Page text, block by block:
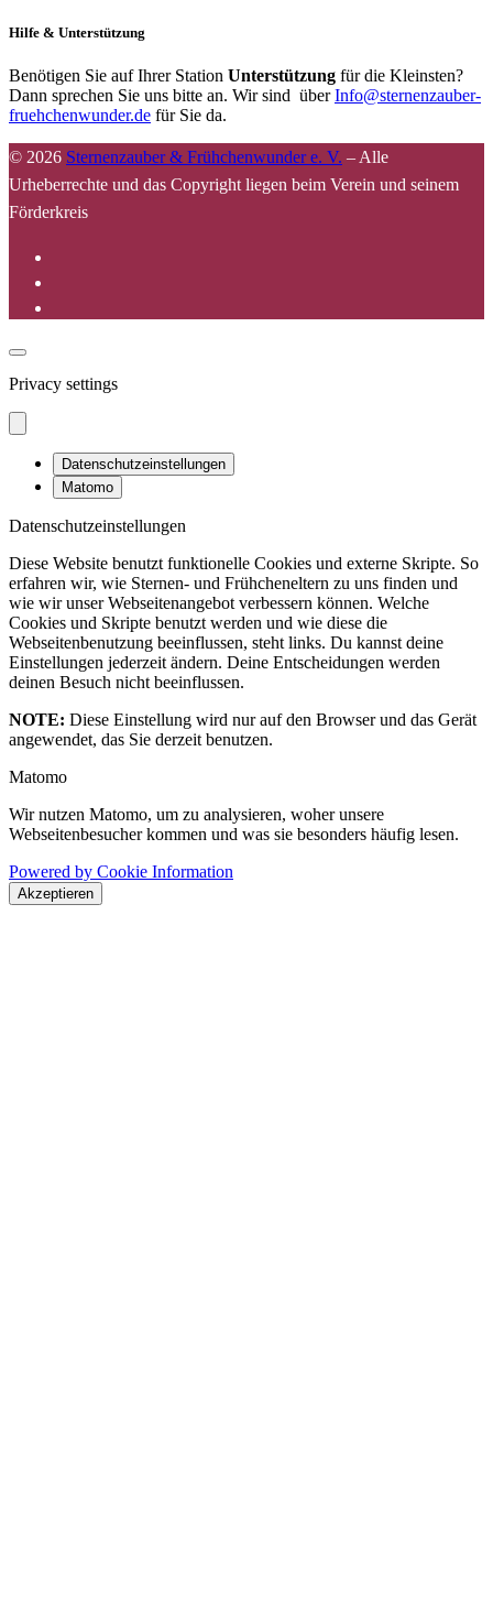
Hilfe & Unterstützung
Benötigen Sie auf Ihrer Station Unterstützung für die Kleinsten?
Dann sprechen Sie uns bitte an. Wir sind überInfo@sternenzauber-
fruehchenwunder.de für Sie da.
© 2026 Sternenzauber & Frühchenwunder e. V. – Alle
Urheberrechte und das Copyright liegen beim Verein und seinem
Förderkreis
Privacy settings
Datenschutzeinstellungen
Matomo
Datenschutzeinstellungen
Diese Website benutzt funktionelle Cookies und externe Skripte. So
erfahren wir, wie Sternen- und Frühcheneltern zu uns finden und
wie wir unser Webseitenangebot verbessern können. Welche
Cookies und Skripte benutzt werden und wie diese die
Webseitenbenutzung beeinflussen, steht links. Du kannst deine
Einstellungen jederzeit ändern. Deine Entscheidungen werden
deinen Besuch nicht beeinflussen.
NOTE: Diese Einstellung wird nur auf den Browser und das Gerät
angewendet, das Sie derzeit benutzen.
Matomo
Wir nutzen Matomo, um zu analysieren, woher unsere
Webseitenbesucher kommen und was sie besonders häufig lesen.
Powered by Cookie Information
Akzeptieren